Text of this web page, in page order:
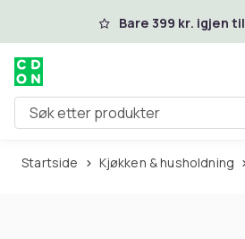
Hopp til hovedinnhold
Bare 399 kr. igjen
Søk etter produkter
Startside Kjøkken & husholdning